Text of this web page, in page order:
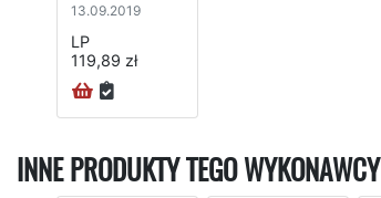
13.09.2019
LP
119,89 zł
INNE PRODUKTY TEGO WYKONAWCY